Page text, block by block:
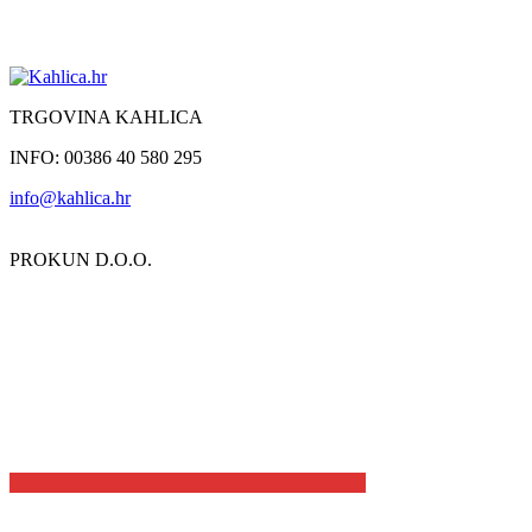
TRGOVINA KAHLICA
INFO: 00386 40 580 295
info@kahlica.hr
PROKUN D.O.O.